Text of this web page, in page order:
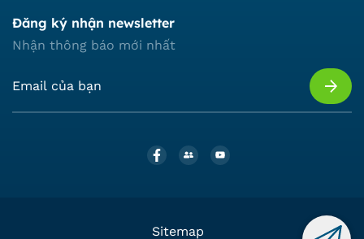
Đăng ký nhận newsletter
Nhận thông báo mới nhất
Sitemap